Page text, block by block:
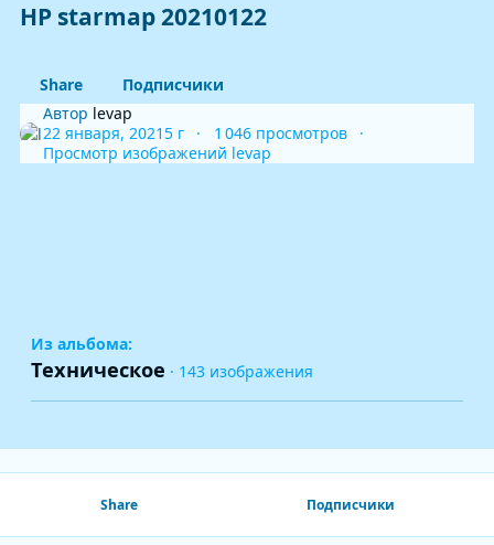
HP starmap 20210122
Share
Подписчики
Автор levap
22 января, 20215 г
1 046 просмотров
Просмотр изображений levap
Из альбома:
Техническое · 143 изображения
Share Подписчики